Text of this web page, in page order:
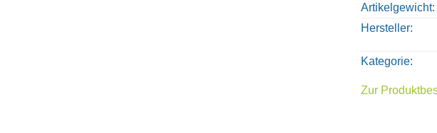
Artikelgewicht
Hersteller
Kategorie
Zur